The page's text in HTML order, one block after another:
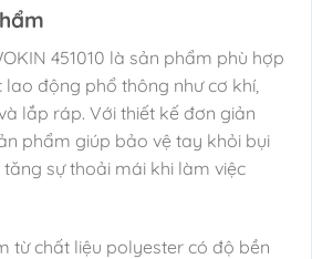
451010 là sản phẩm phù hợp
lao động phổ thông như cơ khí,
lắp ráp. Với thiết kế đơn giản
phẩm giúp bảo vệ tay khỏi bụi
sự thoải mái khi làm việc
từ chất liệu polyester có độ bền